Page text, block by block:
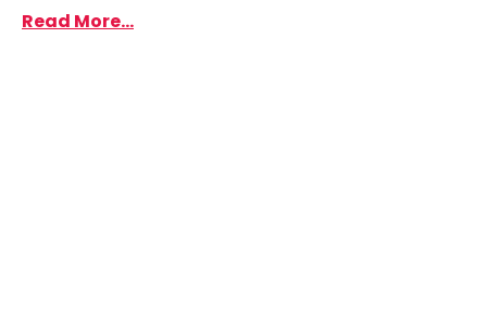
Read More...